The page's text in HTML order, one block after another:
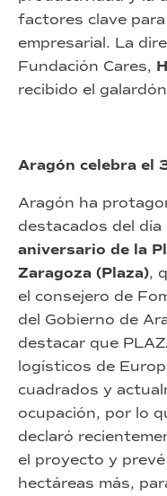
factores clave
empresarial. La
Fundación Cares,
recibido el
Aragón celebra el
Aragón ha
destacados del día
aniversario de la
Zaragoza (Plaza),
el consejero de
del Gobierno de
destacar que
logísticos de
cuadrados y
ocupación, por lo
declaró
el proyecto y
hectáreas más,